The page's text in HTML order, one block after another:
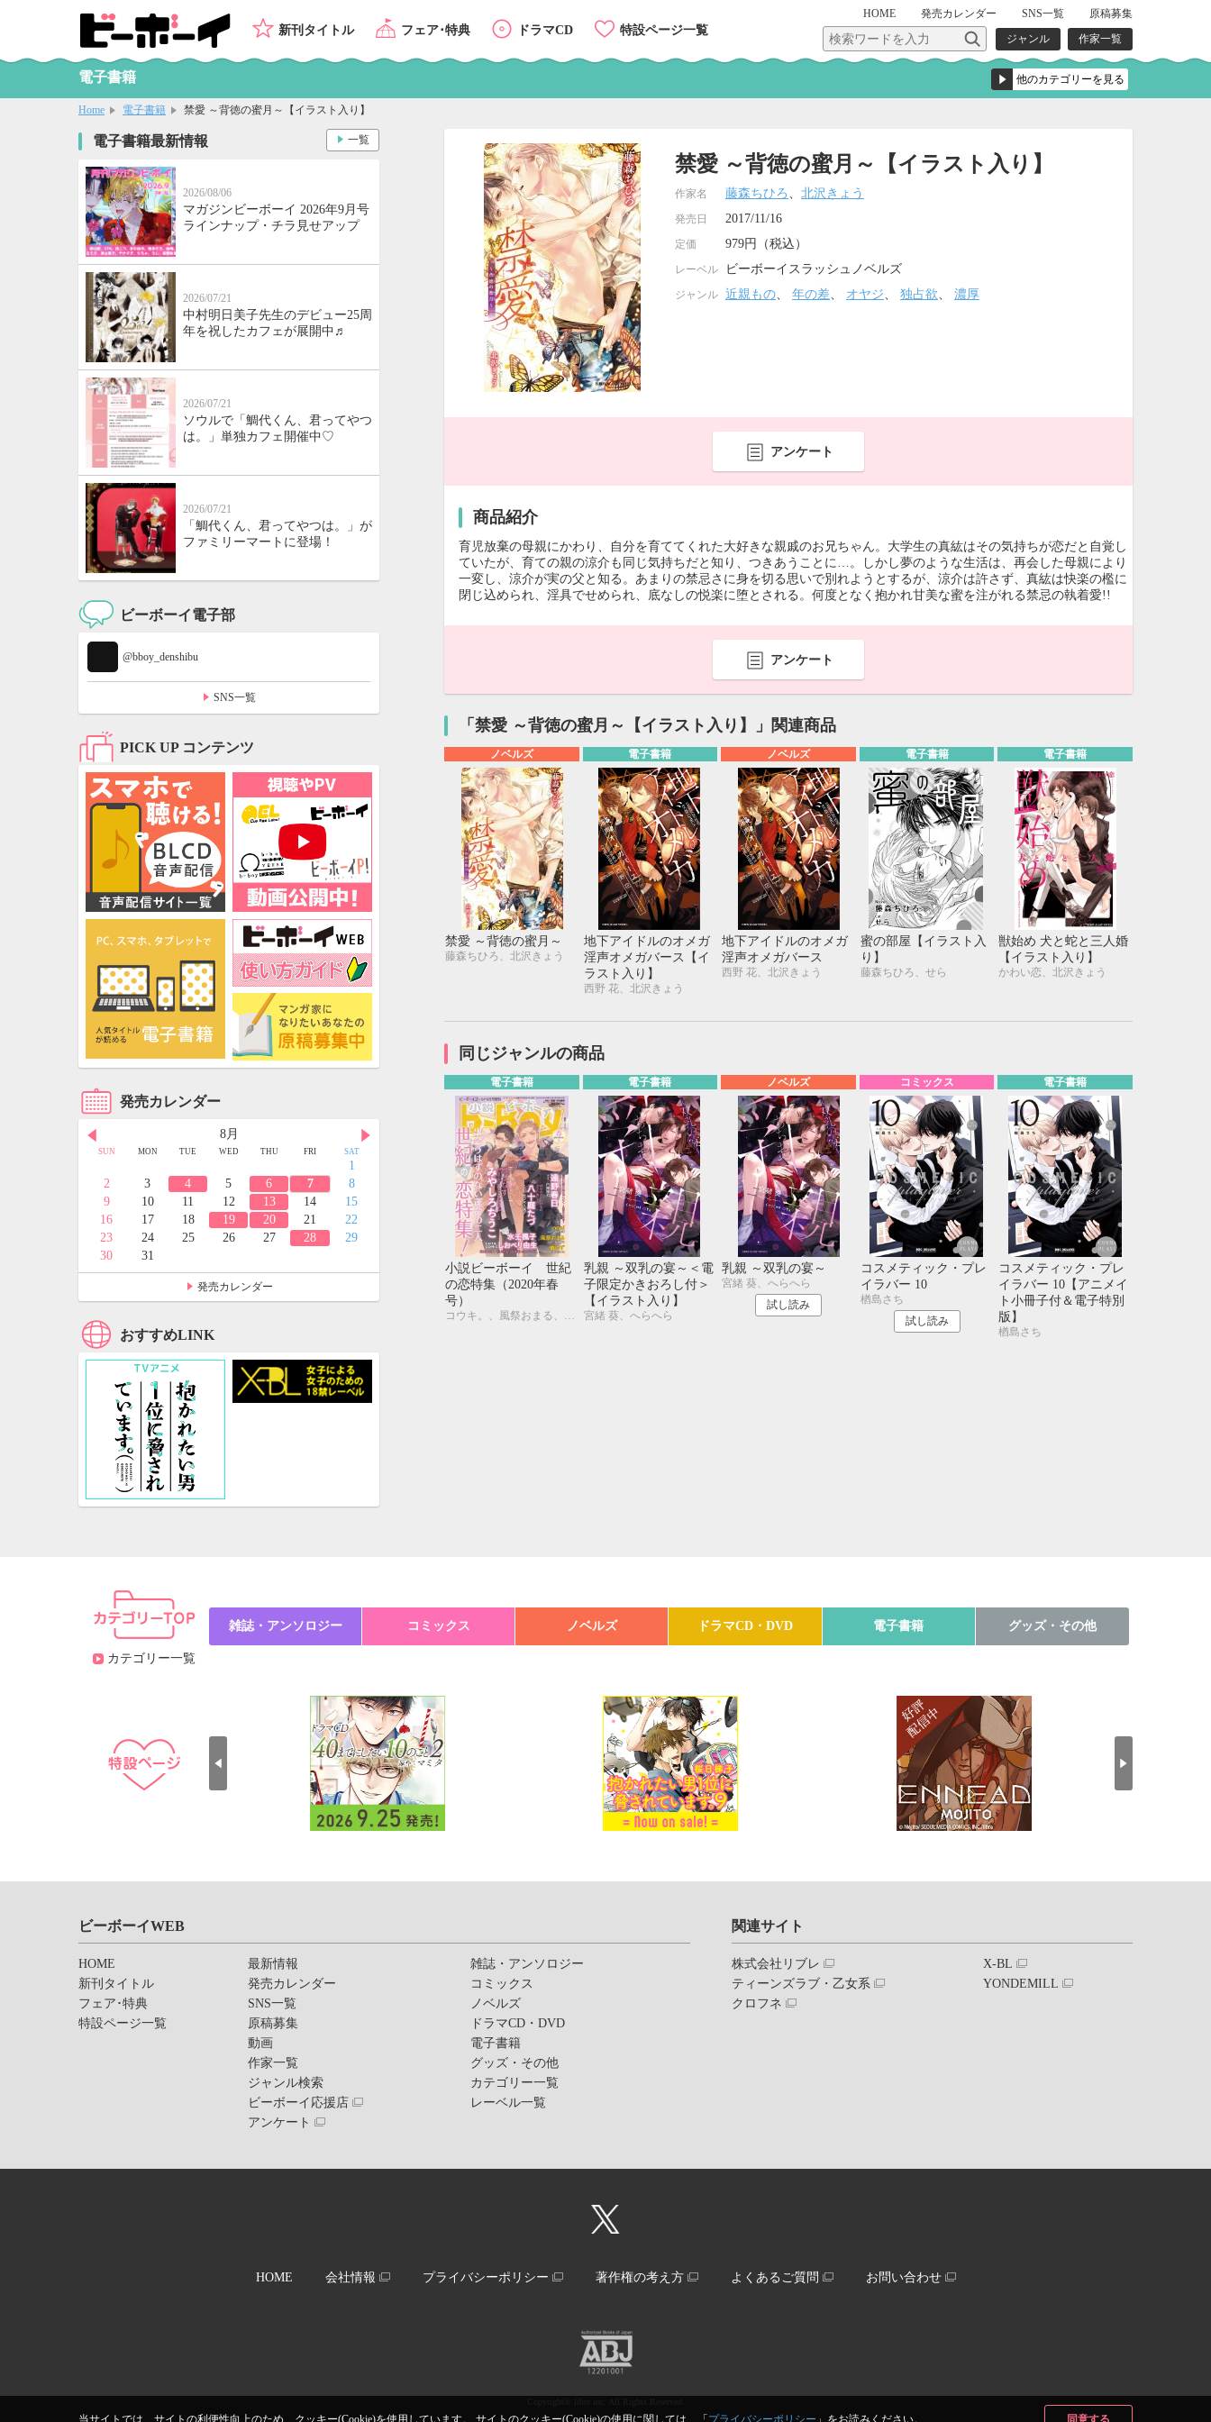
当サイトでは、サイトの利便性向上のため、クッキー(Cookie)を使用しています。 サイトのクッキー(Cookie)の使用に関しては、「 プライバシーポリシー 」をお読みください。 同意する
HOME 発売カレンダー SNS一覧
原稿募集
ジャンル
作家一覧
新刊タイトル フェア･特典 ドラマCD 特設ページ一覧
電子書籍
Home 電子書籍 禁愛 ～背徳の蜜月～【イラスト入り】
禁愛 ～背徳の蜜月～【イラスト入り】
作家名 藤森ちひろ 、 北沢きょう
発売日 2017/11/16
定価 979円（税込）
レーベル ビーボーイスラッシュノベルズ
ジャンル 近親もの、 年の差、 オヤジ、 独占欲、 濃厚
アンケート
商品紹介
育児放棄の母親にかわり、自分を育ててくれた大好きな親戚のお兄ちゃん。大学生の真紘はその気持ちが恋だと自覚し
ていたが、育ての親の涼介も同じ気持ちだと知り、つきあうことに…。しかし夢のような生活は、再会した母親により
一変し、涼介が実の父と知る。あまりの禁忌さに身を切る思いで別れようとするが、涼介は許さず、真紘は快楽の檻に
閉じ込められ、淫具でせめられ、底なしの悦楽に堕とされる。何度となく抱かれ甘美な蜜を注がれる禁忌の執着愛!!
アンケート
「禁愛 ～背徳の蜜月～【イラスト入り】」関連商品
ノベルズ
禁愛 ～背徳の蜜月～
藤森ちひろ、北沢きょう
電子書籍
地下アイドルのオメガ
淫声オメガバース【イ
ラスト入り】
西野 花、北沢きょう
ノベルズ
地下アイドルのオメガ
淫声オメガバース
西野 花、北沢きょう
電子書籍
蜜の部屋【イラスト入
り】
藤森ちひろ、せら
電子書籍
獣始め 犬と蛇と三人婚
【イラスト入り】
かわい恋、北沢きょう
同じジャンルの商品
電子書籍
小説ビーボーイ 世紀
の恋特集（2020年春
号）
コウキ。、風祭おまる、古藤嗣己、椿 ゆず、おおきいき、遠野春日、円陣闇丸、noel、周防佑未、水壬楓子、しおべり由生、みやしろちうこ、user、八十庭たづ、佐々木久美子
電子書籍
乳親 ～双乳の宴～＜電
子限定かきおろし付＞
【イラスト入り】
宮緒 葵、へらへら
ノベルズ
乳親 ～双乳の宴～
宮緒 葵、へらへら
試し読み
コミックス
コスメティック・プレ
イラバー 10
楢島さち
試し読み
電子書籍
コスメティック・プレ
イラバー 10【アニメイ
ト小冊子付＆電子特別
版】
楢島さち
電子書籍最新情報
2026/08/06
マガジンビーボーイ 2026年9月号
ラインナップ・チラ見せアップ
2026/07/21
中村明日美子先生のデビュー25周
年を祝したカフェが展開中♬
2026/07/21
ソウルで「鯛代くん、君ってやつ
は。」単独カフェ開催中♡
2026/07/21
「鯛代くん、君ってやつは。」が
ファミリーマートに登場！
一覧
ビーボーイ電子部
@bboy_denshibu
SNS一覧
PICK UP コンテンツ
発売カレンダー
8月
SUN MON TUE WED THU FRI SAT
1
2
3 4 5 6 7
8
9
10 11 12 13 14
15
16
17 18 19 20 21
22
23
24 25 26 27 28
29
30
31
9月
MON TUE WED THU FRI SAT
1 2 3 4
5
8 9 10 11
12
15 16 17 18
19
22 23 24 25
26
29 30
10月
SUN MON TUE WED THU FRI SAT
1 2
3
6 7 8 9
10
12 13 14 15 16
17
19 20 21 22 23
24
26 27 28 29 31
発売カレンダー
おすすめLINK
カテゴリー一覧
雑誌・アンソロジー コミックス ノベルズ ドラマCD・DVD 電子書籍 グッズ・その他
ビーボーイWEB
HOME
新刊タイトル
フェア･特典
特設ページ一覧
最新情報
発売カレンダー
SNS一覧
原稿募集
動画
作家一覧
ジャンル検索
ビーボーイ応援店
アンケート
雑誌・アンソロジー
コミックス
ノベルズ
ドラマCD・DVD
電子書籍
グッズ・その他
カテゴリー一覧
レーベル一覧
関連サイト
株式会社リブレ
ティーンズラブ・乙女系
クロフネ
X-BL
YONDEMILL
HOME 会社情報 プライバシーポリシー 著作権の考え方 よくあるご質問 お問い合わせ